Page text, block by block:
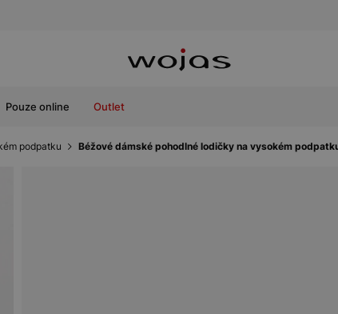
Pouze online Outlet
podpatku Béžové dámské pohodlné lodičky na vysokém